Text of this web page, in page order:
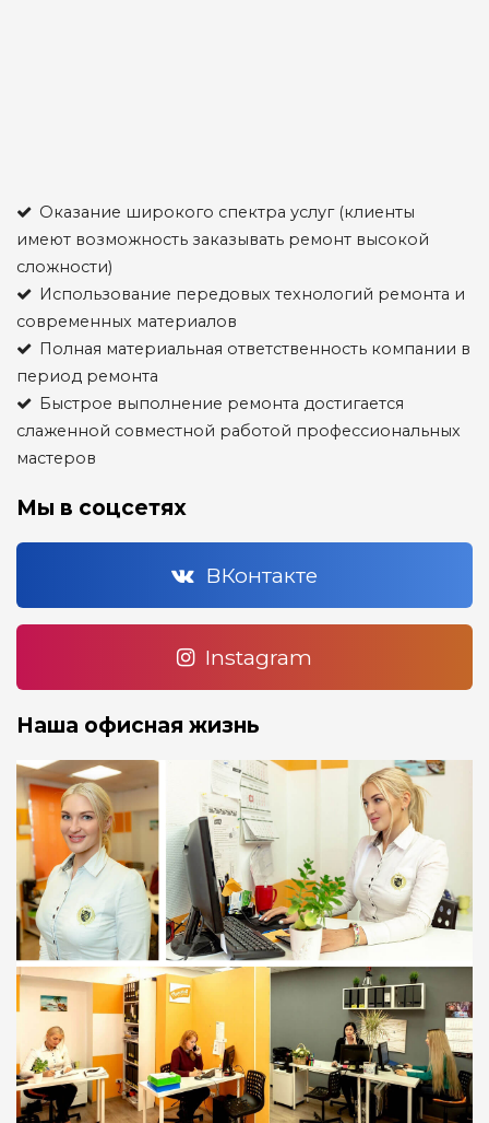
Оказание широкого спектра услуг (клиенты
имеют возможность заказывать ремонт высокой
сложности)
Использование передовых технологий ремонта и
современных материалов
Полная материальная ответственность компании в
период ремонта
Быстрое выполнение ремонта достигается
слаженной совместной работой профессиональных
мастеров
Мы в соцсетях
ВКонтакте
Instagram
Наша офисная жизнь